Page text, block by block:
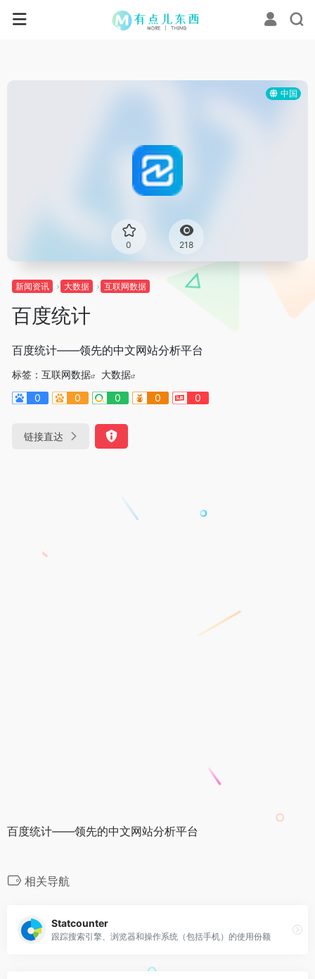
中国
0 218
新闻资讯 大数据 互联网数据
百度统计
百度统计——领先的中文网站分析平台
标签： 互联网数据
大数据
0
0 0 0 0
链接直达
百度统计——领先的中文网站分析平台
相关导航
Statcounter
跟踪搜索引擎、浏览器和操作系统（包括手机）的使用份额